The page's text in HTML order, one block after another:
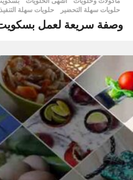
حلويات سهلة التحضير
,
حلويات سهلة التنفيذ
وصفة سريعة لعمل بسكويت